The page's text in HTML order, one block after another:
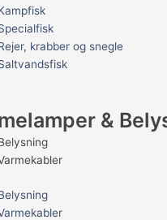
krabber og snegle
&